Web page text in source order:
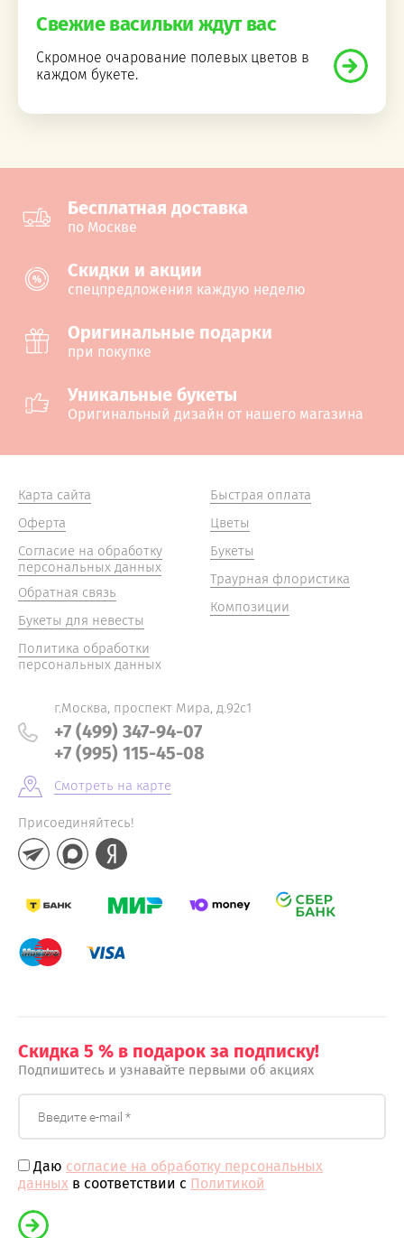
Свежие васильки ждут вас
Скромное очарование полевых цветов в
каждом букете.
Бесплатная доставка
по Москве
Cкидки и акции
спецпредложения каждую неделю
Оригинальные подарки
при покупке
Уникальные букеты
Оригинальный дизайн от нашего магазина
Карта сайта
Оферта
Согласие на обработку
персональных данных
Обратная связь
Букеты для невесты
Политика обработки
персональных данных
Быстрая оплата
Цветы
Букеты
Траурная флористика
Композиции
г.Москва, проспект Мира, д.92с1
+7 (499) 347-94-07
+7 (995) 115-45-08
Смотреть на карте
Присоединяйтесь!
Скидка 5 % в подарок за подписку!
Подпишитесь и узнавайте первыми об акциях
Даю согласие на обработку персональных
данных в соответствии с Политикой